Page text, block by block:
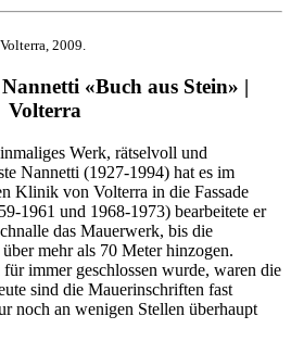
2009.
«Buch aus Stein» |
Volterra
Werk, rätselvoll und
Nannetti (1927-1994) hat es im
Klinik von Volterra in die Fassade
1961 und 1968-1973) bearbeitete er
das Mauerwerk, bis die
mehr als 70 Meter hinzogen.
immer geschlossen wurde, waren die
sind die Mauerinschriften fast
noch an wenigen Stellen überhaupt